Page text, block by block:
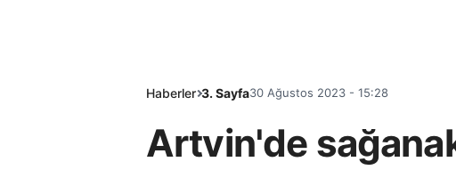
Haberler 3. Sayfa30 Ağustos 2023 - 15:28
Artvin'de